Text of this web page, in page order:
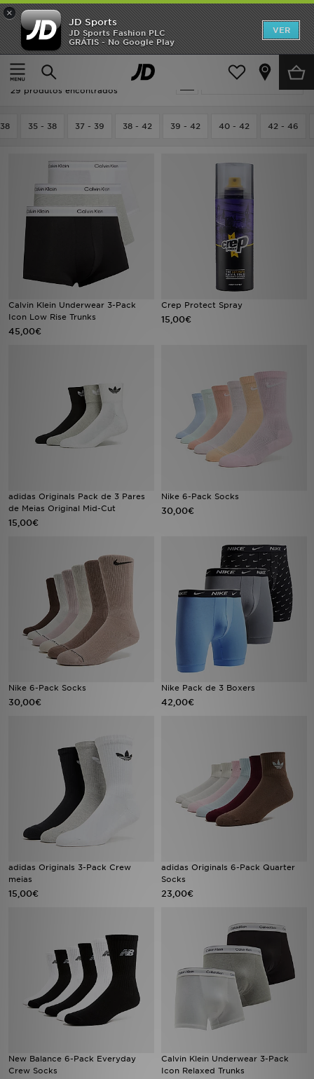
×
JD Sports
JD Sports Fashion PLC
GRÁTIS - No Google Play
VER
Página principal
Homem
Actualizar a pesquisa
Homem - Multicolor
29 produtos encontrados
35 - 38 37 - 39 38 - 42 39 - 42 40 - 42 42 - 46
Calvin Klein Underwear 3-Pack
Icon Low Rise Trunks
45,00€
Crep Protect Spray
15,00€
adidas Originals Pack de 3 Pares
de Meias Original Mid-Cut
15,00€
Nike 6-Pack Socks
30,00€
Nike 6-Pack Socks
30,00€
Nike Pack de 3 Boxers
42,00€
adidas Originals 3-Pack Crew
meias
15,00€
adidas Originals 6-Pack Quarter
Socks
23,00€
New Balance 6-Pack Everyday
Crew Socks
Calvin Klein Underwear 3-Pack
Icon Relaxed Trunks
INÍCIO
Promoções
NOVIDADES
CRIANÇA
ESTILO
DESPORTO
FUTEBOL JD
VER MARCAS
BLOG
ESTADO DO TEU PEDIDO
FAZ DOWNLOAD DA APP
TRABALHA CONNOSCO
FAQs